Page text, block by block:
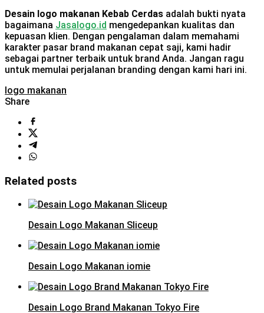
Desain logo makanan Kebab Cerdas adalah bukti nyata
bagaimana Jasalogo.id mengedepankan kualitas dan
kepuasan klien. Dengan pengalaman dalam memahami
karakter pasar brand makanan cepat saji, kami hadir
sebagai partner terbaik untuk brand Anda. Jangan ragu
untuk memulai perjalanan branding dengan kami hari ini.
logo makanan
Share
Related posts
Desain Logo Makanan Sliceup
Desain Logo Makanan iomie
Desain Logo Brand Makanan Tokyo Fire